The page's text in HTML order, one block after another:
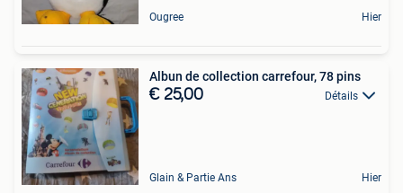
Ougree Hier
Albun de collection carrefour, 78 pins
€ 25,00 Détails
Glain & Partie Ans Hier